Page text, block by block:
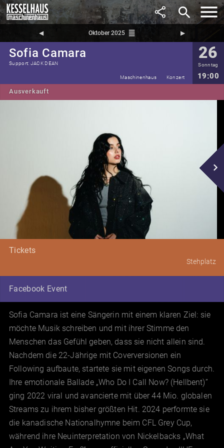
search
◀︎ Oktober 2025 reorder ▶︎
Sofia Camara
Support: JACK DEAN
26
Sonntag
19:00
Maschinenhaus Konzert
Ausverkauft
navigate_next
Tickets
Stehplatz
Facebook Event
Sofia Camara ist eine Sängerin mit einem klaren Ziel: sie
möchte Musik schreiben und mit ihrer Stimme den
Menschen das Gefühl geben, dass sie nicht allein sind.
Nachdem die 22-Jährige mit Coverversionen ein
Following aufbaute, startete sie mit eigenen Songs durch.
Ihre emotionale Ballade „Who Do I Call Now? (Hellbent)”
ging 2022 viral und avancierte mit über 44 Mio. globalen
Streams zu ihrem bisher größten Hit. 2024 performte sie
die kanadische Nationalhymne beim CFL Grey Cup,
während ihre Neuinterpretation von Nickelbacks „What